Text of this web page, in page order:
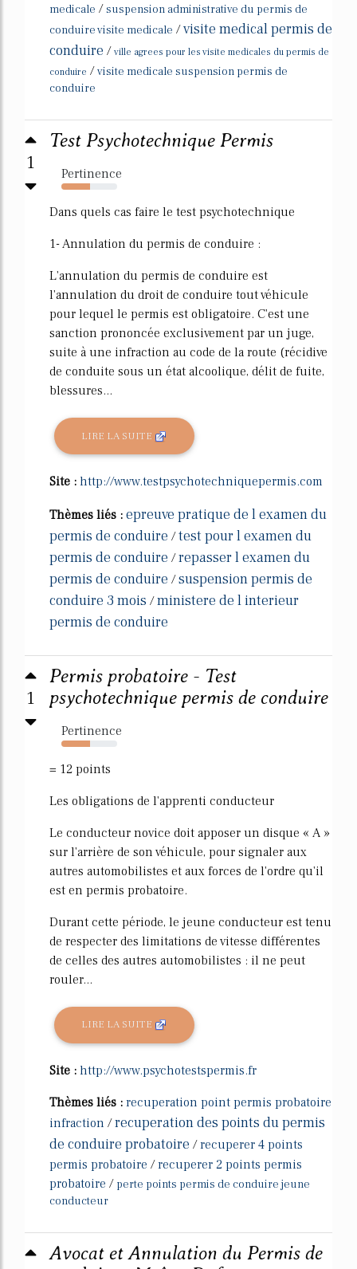
medicale /suspension administrative du permis de
conduire visite medicale /visite medical permis de
conduire / ville agrees pour les visite medicales du permis de
conduire /visite medicale suspension permis de
conduire
1
Test Psychotechnique Permis
Pertinence
52%
Dans quels cas faire le test psychotechnique
1- Annulation du permis de conduire :
L'annulation du permis de conduire est
l'annulation du droit de conduire tout véhicule
pour lequel le permis est obligatoire. C'est une
sanction prononcée exclusivement par un juge,
suite à une infraction au code de la route (récidive
de conduite sous un état alcoolique, délit de fuite,
blessures...
LIRE LA SUITE
Site : http://www.testpsychotechniquepermis.com
Thèmes liés : epreuve pratique de l examen du
permis de conduire /test pour l examen du
permis de conduire /repasser l examen du
permis de conduire /suspension permis de
conduire 3 mois /ministere de l interieur
permis de conduire
1
Permis probatoire - Test
psychotechnique permis de conduire
Pertinence
52%
= 12 points
Les obligations de l'apprenti conducteur
Le conducteur novice doit apposer un disque « A »
sur l'arrière de son véhicule, pour signaler aux
autres automobilistes et aux forces de l'ordre qu'il
est en permis probatoire.
Durant cette période, le jeune conducteur est tenu
de respecter des limitations de vitesse différentes
de celles des autres automobilistes : il ne peut
rouler...
LIRE LA SUITE
Site : http://www.psychotestspermis.fr
Thèmes liés : recuperation point permis probatoire
infraction /recuperation des points du permis
de conduire probatoire /recuperer 4 points
permis probatoire /recuperer 2 points permis
probatoire / perte points permis de conduire jeune
conducteur
Avocat et Annulation du Permis de